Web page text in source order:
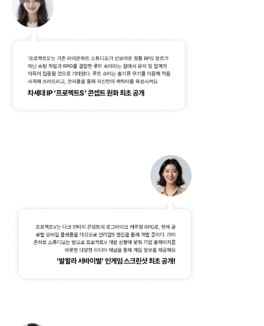
차세대 IP ‘프로젝트S’ 콘셉트 원화 최초 공개
‘발할라 서바이벌’ 인게임 스크린샷 최초 공개!